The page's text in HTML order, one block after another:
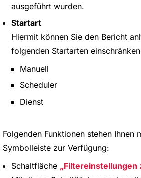
ausgeführt wurden.
Startart
Hiermit können Sie den Bericht
folgenden Startarten
Manuell
Scheduler
Dienst
Folgenden Funktionen stehen Ihnen
Symbolleiste zur Verfügung:
Schaltfläche
Filtereinstellungen